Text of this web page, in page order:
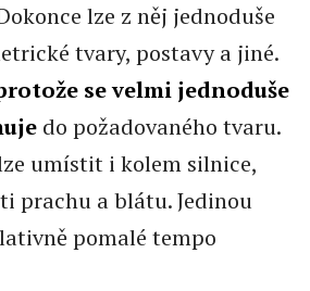
lze z něj jednoduše
tvary, postavy a jiné.
se velmi jednoduše
do požadovaného tvaru.
umístit i kolem silnice,
prachu a blátu. Jedinou
pomalé tempo